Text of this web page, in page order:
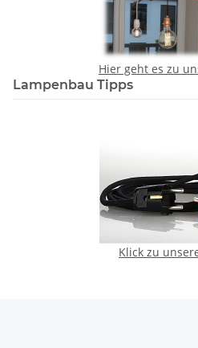
Hier geht es zu
Lampenbau Tipps
Klick zu